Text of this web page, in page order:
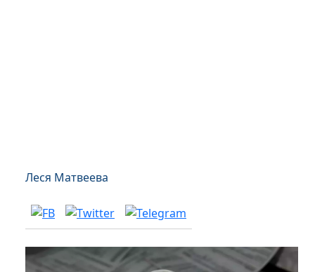
Леся Матвеева